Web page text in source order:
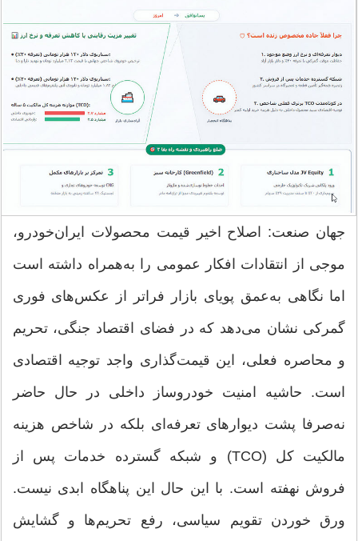
جهان صنعت: اصلاح اخیر قیمت محصولات ایران‌خودرو،
موجی از انتقادات افکار عمومی را به‌همراه داشته است
اما نگاهی به‌عمق پویای بازار فراتر از عکس‌های فوری
گمرکی نشان می‌دهد که در فضای اقتصاد جنگی، تحریم
و محاصره فعلی، این قیمت‌گذاری واجد توجیه اقتصادی
است. حاشیه امنیت خودروساز داخلی در حال حاضر
نه‌صرفا پشت دیوارهای تعرفه‌ای بلکه در شاخص هزینه
مالکیت کل (TCO) و شبکه گسترده خدمات پس از
فروش نهفته است. با این حال این پناهگاه ابدی نیست.
ورق خوردن تقویم سیاسی، رفع تحریم‌ها و گشایش